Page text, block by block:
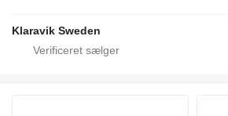
Klaravik Sweden